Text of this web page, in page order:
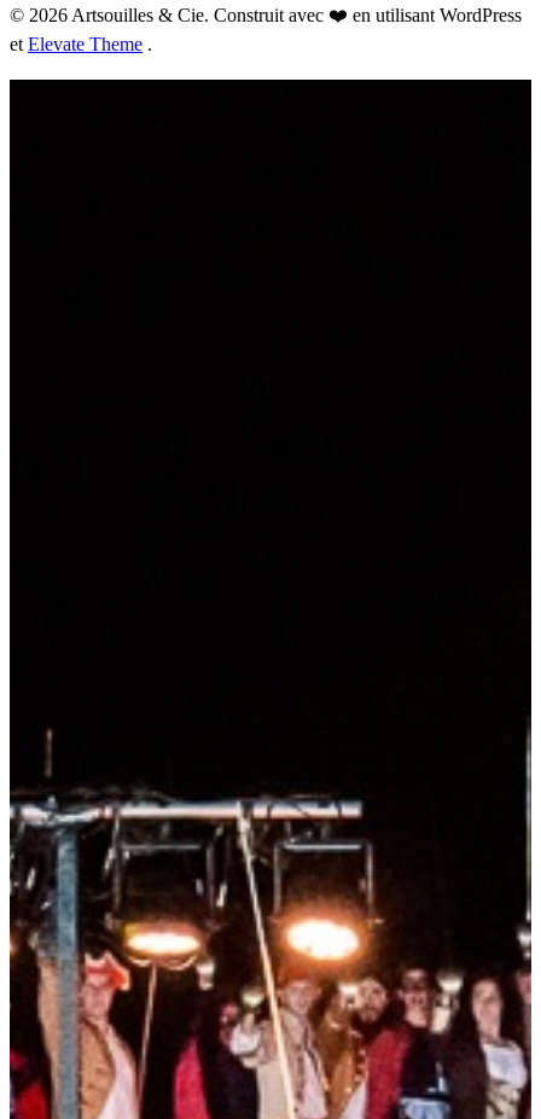
© 2026 Artsouilles & Cie. Construit avec ❤️ en utilisant WordPress
et Elevate Theme .